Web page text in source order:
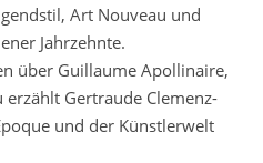
Art Nouveau und
Jahrzehnte.
über Guillaume Apollinaire,
erzählt Gertraude Clemenz-
und der Künstlerwelt